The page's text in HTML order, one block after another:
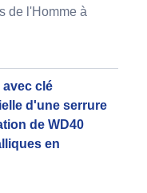
de l'Homme à
avec clé
d'une serrure
de WD40
en